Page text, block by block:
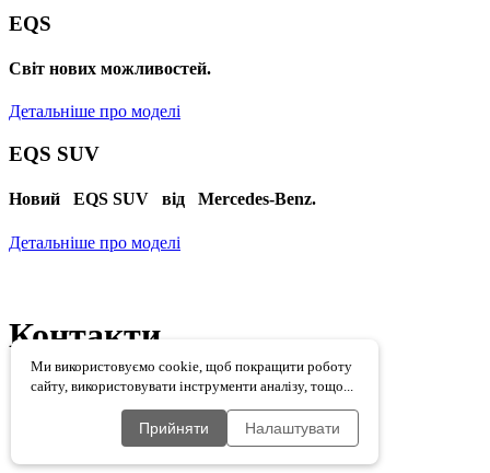
EQS
Cвіт нових можливостей.
Детальніше про моделі
EQS SUV
Новий EQS SUV від Mercedes-Benz.
Детальніше про моделі
Контакти
Карта сайту
Захист даних
Правова інформація
Ми використовуємо cookie, щоб покращити роботу
сайту, використовувати інструменти аналізу, тощо...
Прийняти Налаштувати